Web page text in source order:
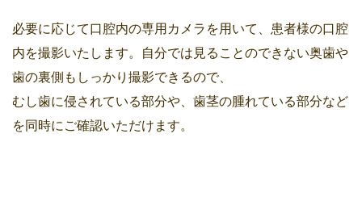
必要に応じて口腔内の専用カメラを用いて、患者様の口腔
内を撮影いたします。自分では見ることのできない奥歯や
歯の裏側もしっかり撮影できるので、
むし歯に侵されている部分や、歯茎の腫れている部分など
を同時にご確認いただけます。